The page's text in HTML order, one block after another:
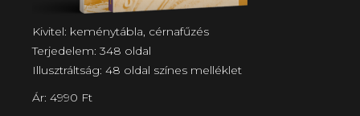
Kivitel: keménytábla, cérnafűzés
Terjedelem: 348 oldal
Illusztráltság: 48 oldal színes melléklet
Ár: 4990 Ft